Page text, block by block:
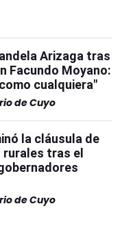
Arizaga tras
Facundo Moyano:
cualquiera"
de Cuyo
la cláusula de
tras el
de Cuyo